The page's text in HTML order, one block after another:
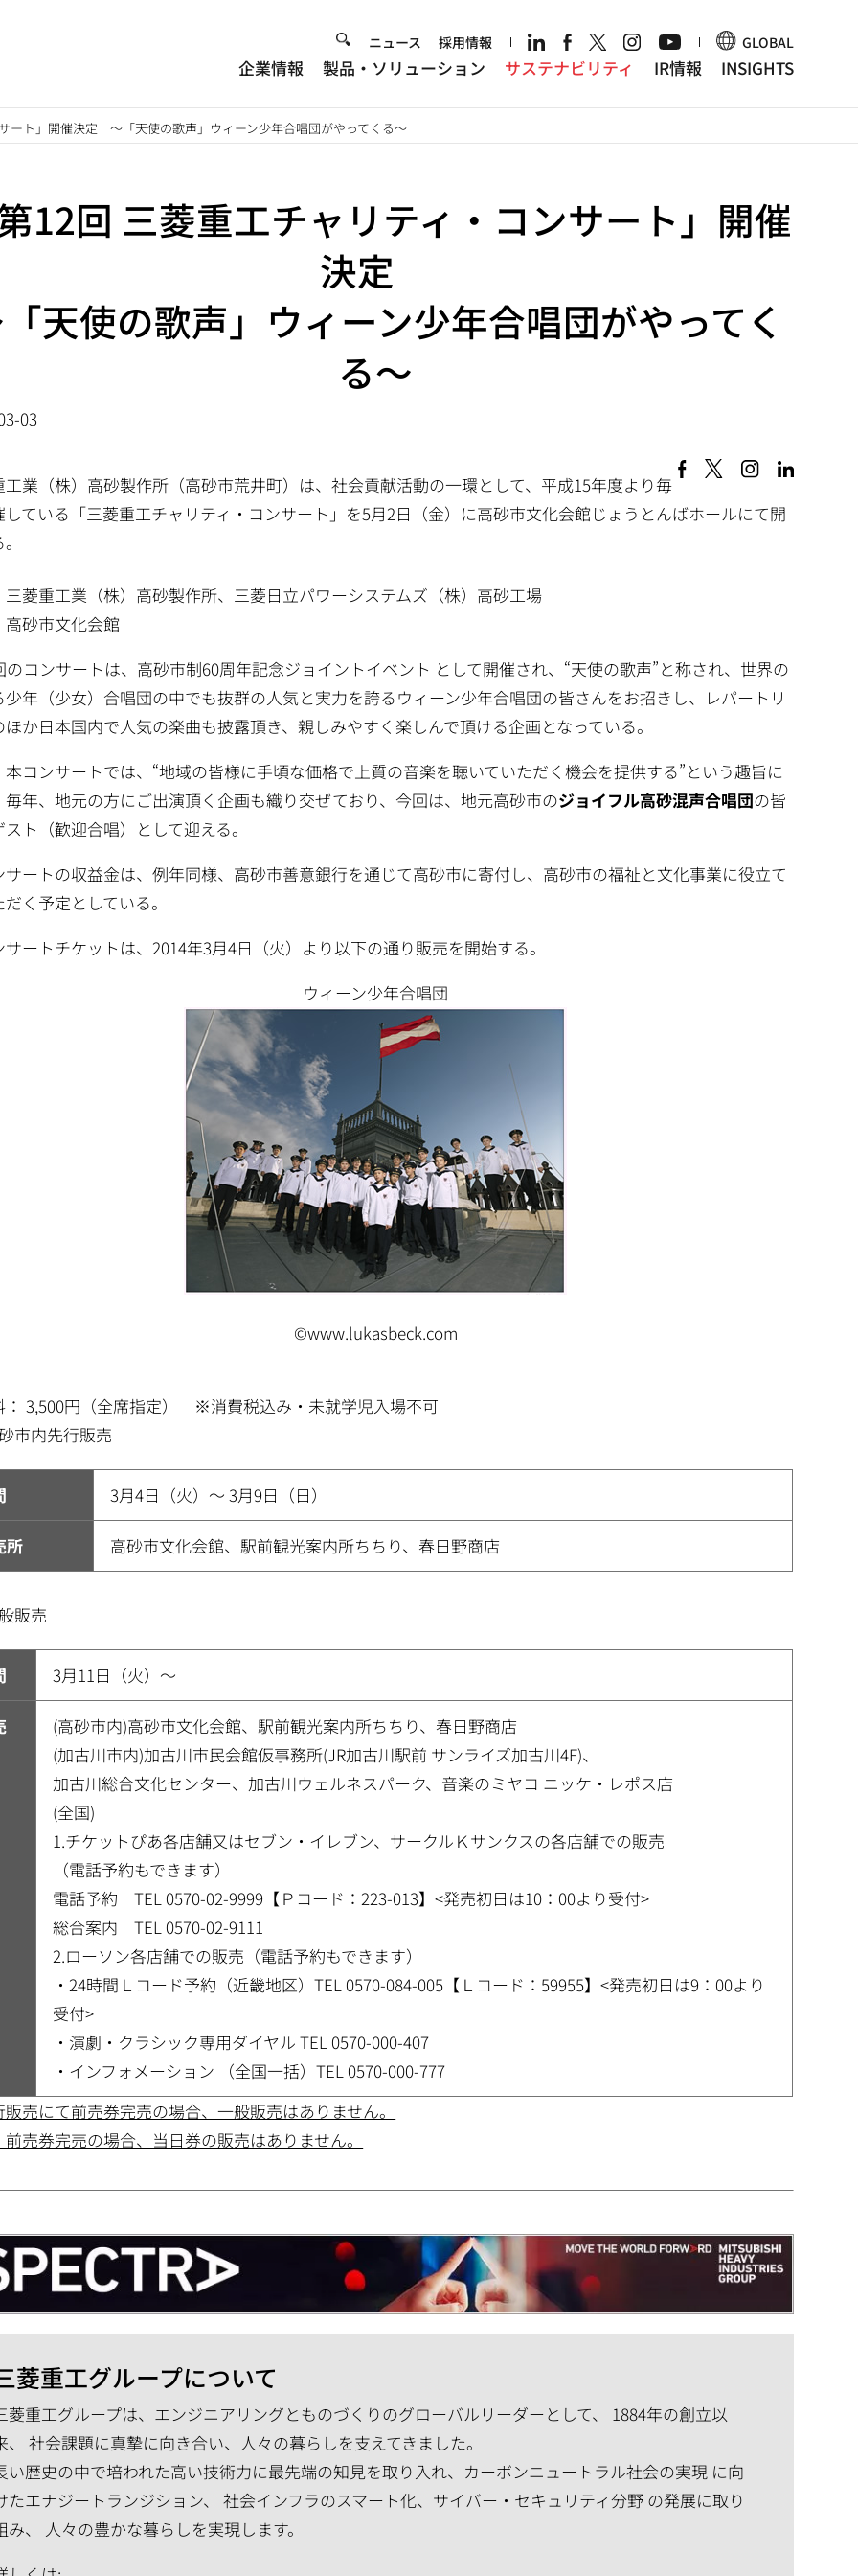
Header
ニュース 採用情報 GLOBAL
企業情報 製品・ソリューション サステナビリティ IR情報 INSIGHTS
ート」開催決定 ～「天使の歌声」ウィーン少年合唱団がやってくる～
第12回 三菱重工チャリティ・コンサート」開催
決定
天使の歌声」ウィーン少年合唱団がやってく
る～
03
工業（株）高砂製作所（高砂市荒井町）は、社会貢献活動の一環として、平成15年度より毎
している「三菱重工チャリティ・コンサート」を5月2日（金）に高砂市文化会館じょうとんばホールにて開
三菱重工業（株）高砂製作所、三菱日立パワーシステムズ（株）高砂工場
高砂市文化会館
のコンサートは、高砂市制60周年記念ジョイントイベント として開催され、“天使の歌声”と称され、世界の
少年（少女）合唱団の中でも抜群の人気と実力を誇るウィーン少年合唱団の皆さんをお招きし、レパートリ
ほか日本国内で人気の楽曲も披露頂き、親しみやすく楽しんで頂ける企画となっている。
本コンサートでは、“地域の皆様に手頃な価格で上質の音楽を聴いていただく機会を提供する”という趣旨に
毎年、地元の方にご出演頂く企画も織り交ぜており、今回は、地元高砂市のジョイフル高砂混声合唱団の皆
ト（歓迎合唱）として迎える。
サートの収益金は、例年同様、高砂市善意銀行を通じて高砂市に寄付し、高砂市の福祉と文化事業に役立て
く予定としている。
サートチケットは、2014年3月4日（火）より以下の通り販売を開始する。
ウィーン少年合唱団
©www.lukasbeck.com
： 3,500円（全席指定） ※消費税込み・未就学児入場不可
市内先行販売
3月4日（火）～ 3月9日（日）
所 高砂市文化会館、駅前観光案内所ちちり、春日野商店
販売
3月11日（火）～
(高砂市内)高砂市文化会館、駅前観光案内所ちちり、春日野商店
(加古川市内)加古川市民会館仮事務所(JR加古川駅前 サンライズ加古川4F)、
加古川総合文化センター、加古川ウェルネスパーク、音楽のミヤコ ニッケ・レポス店
(全国)
1.チケットぴあ各店舗又はセブン・イレブン、サークルＫサンクスの各店舗での販売
（電話予約もできます）
電話予約 TEL 0570-02-9999【Ｐコード：223-013】<発売初日は10：00より受付>
総合案内 TEL 0570-02-9111
2.ローソン各店舗での販売（電話予約もできます）
・24時間Ｌコード予約（近畿地区）TEL 0570-084-005【Ｌコード：59955】<発売初日は9：00より
受付>
・演劇・クラシック専用ダイヤル TEL 0570-000-407
・インフォメーション （全国一括）TEL 0570-000-777
販売にて前売券完売の場合、一般販売はありません。
前売券完売の場合、当日券の販売はありません。
菱重工グループについて
菱重工グループは、エンジニアリングとものづくりのグローバルリーダーとして、 1884年の創立以
、 社会課題に真摯に向き合い、人々の暮らしを支えてきました。
い歴史の中で培われた高い技術力に最先端の知見を取り入れ、カーボンニュートラル社会の実現 に向
たエナジートランジション、 社会インフラのスマート化、サイバー・セキュリティ分野 の発展に取り
み、 人々の豊かな暮らしを実現します。